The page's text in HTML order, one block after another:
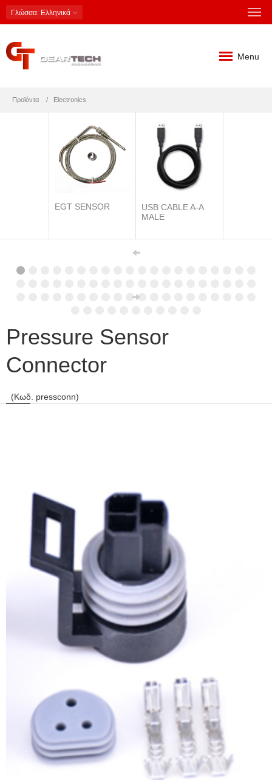
Γλώσσα: Ελληνικά
Menu
Προϊόντα Electronics
EGT SENSOR
USB CABLE A-A
MALE
Pressure Sensor
Connector
(Κωδ. pressconn)